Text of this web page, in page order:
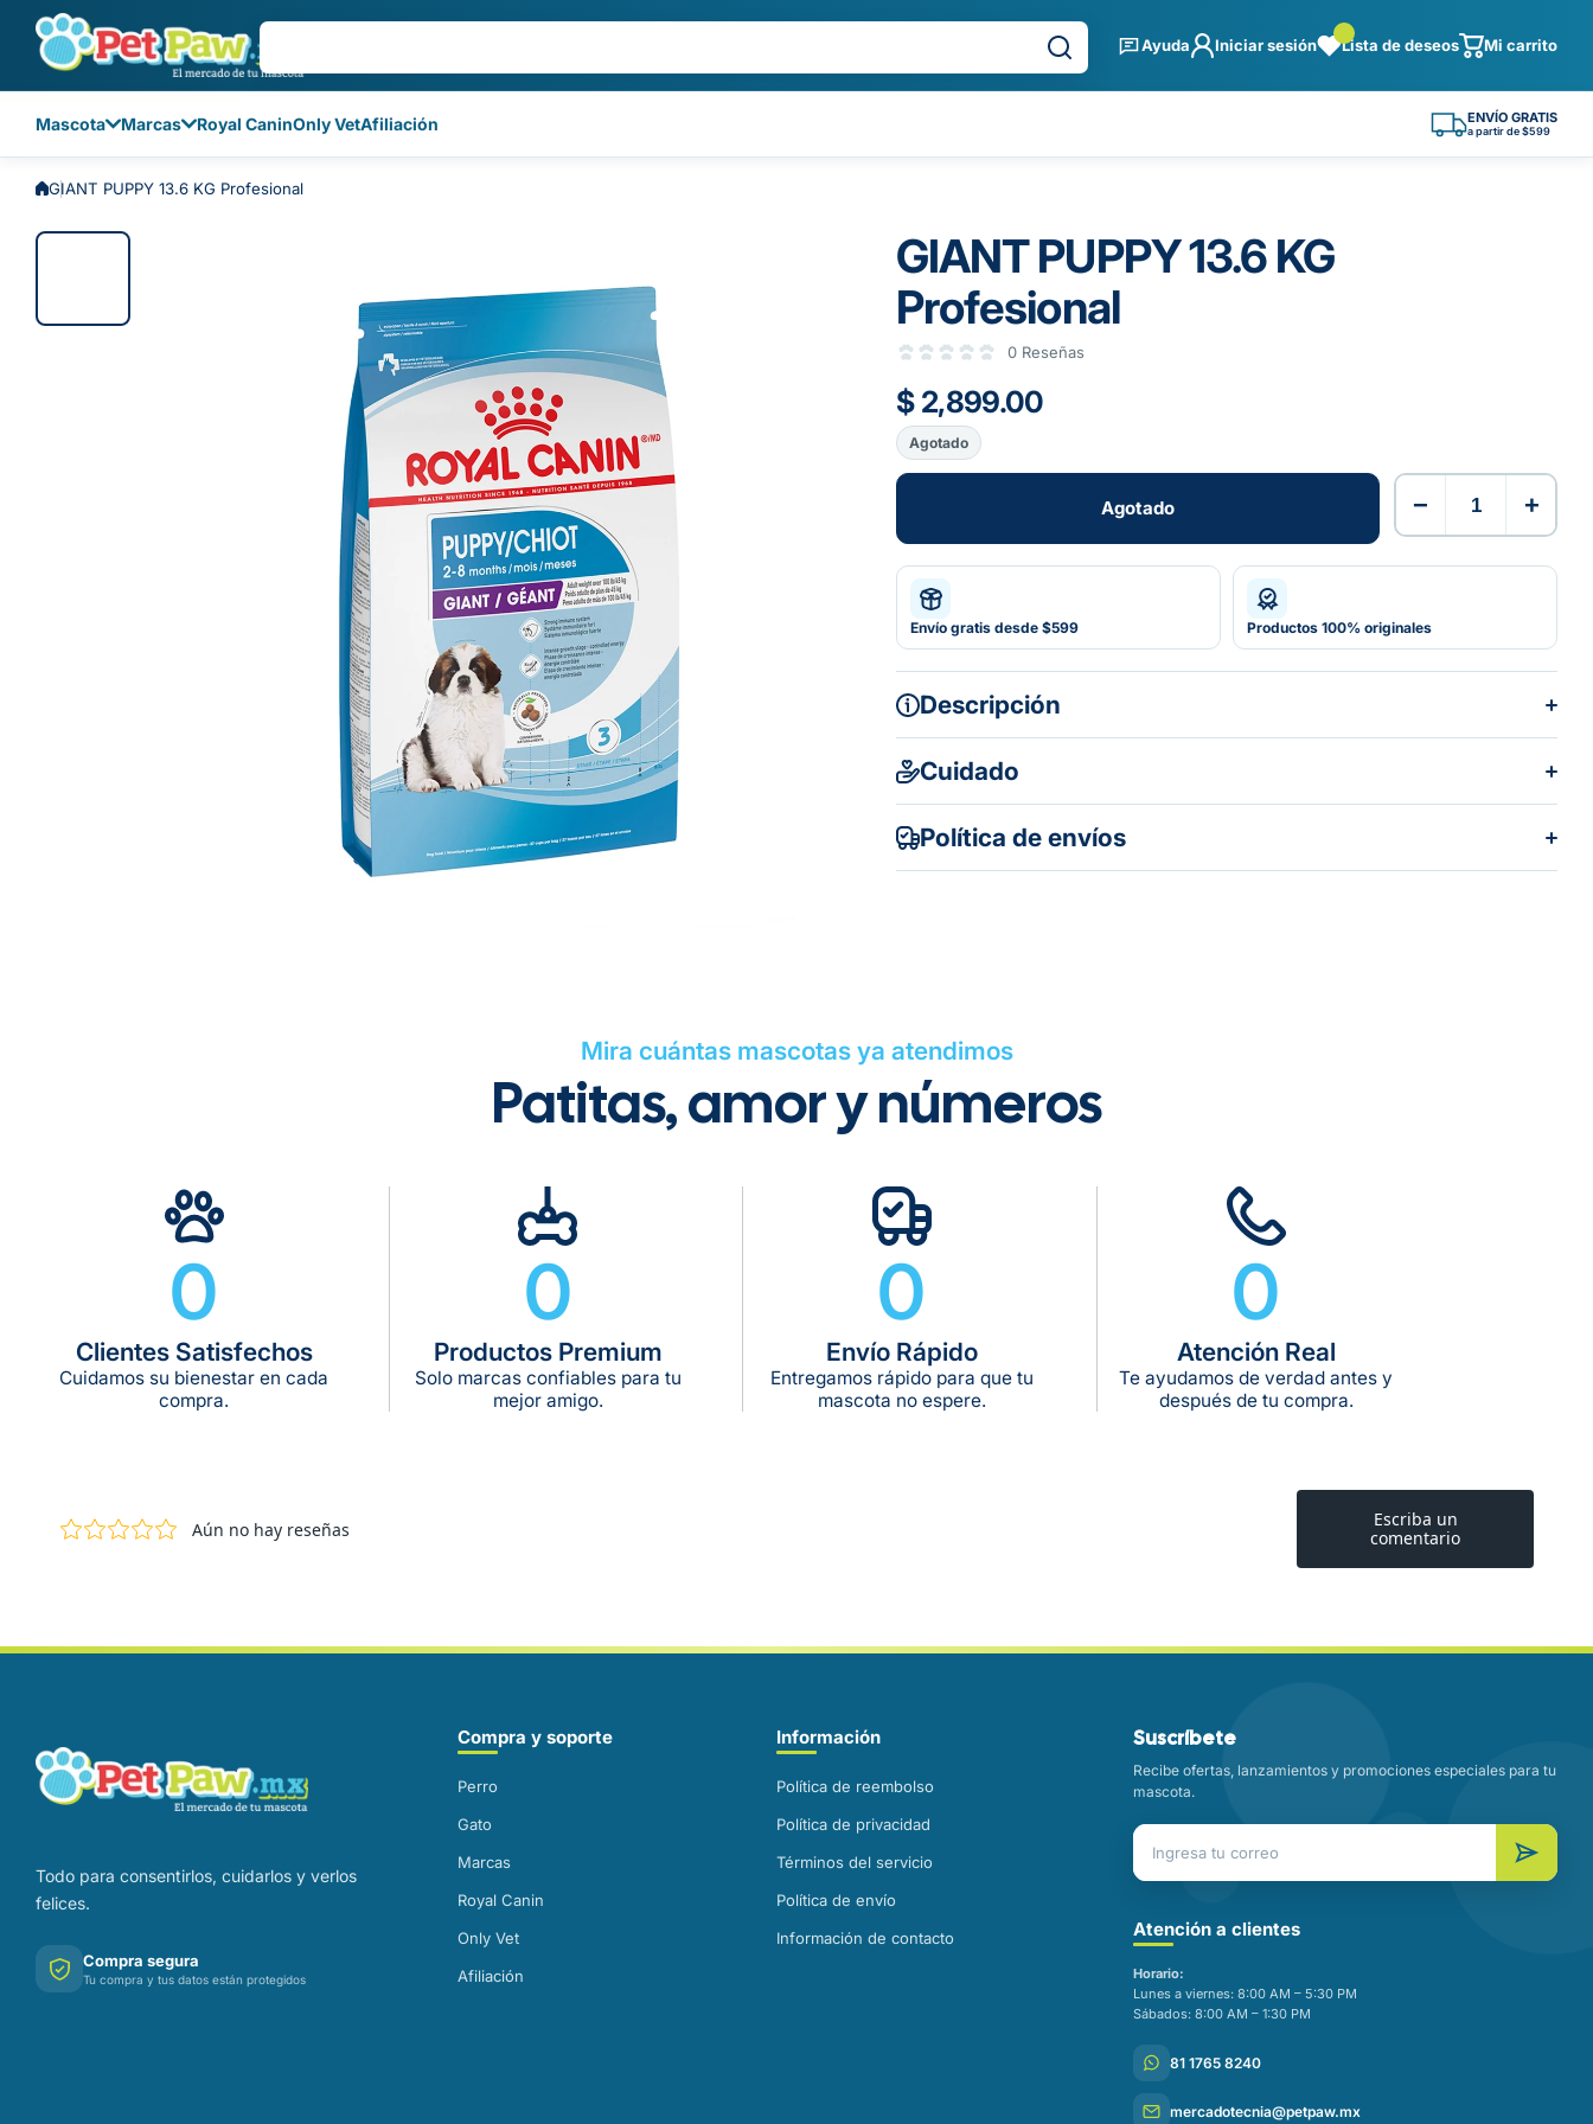
Saltar al contenido
Ayuda Iniciar sesión Lista de deseos Mi carrito
Mascota Marcas Royal CaninOnly VetAfiliación ENVÍO GRATIS
a partir de $599
GIANT PUPPY 13.6 KG Profesional
GIANT PUPPY 13.6 KG
Profesional
0 Reseñas
$ 2,899.00
Agotado
Agotado
− +
Envío gratis desde $599 Productos 100% originales
Descripción
Cuidado
Política de envíos
Gratuito en todos los pedidos
5 a 7 días hábiles
Gratis en compras de $599 o más
De 21 kg a 40 kg:
De 42 kg a 65 kg:
Mira cuántas mascotas ya atendimos
Patitas, amor y números
0
Clientes Satisfechos
Cuidamos su bienestar en cada
compra.
0
Productos Premium
Solo marcas confiables para tu
mejor amigo.
0
Envío Rápido
Entregamos rápido para que tu
mascota no espere.
0
Atención Real
Te ayudamos de verdad antes y
después de tu compra.
Todo para consentirlos, cuidarlos y verlos
felices.
Compra segura
Tu compra y tus datos están protegidos
Compra y soporte
Perro
Gato
Marcas
Royal Canin
Only Vet
Afiliación
Información
Política de reembolso
Política de privacidad
Términos del servicio
Política de envío
Información de contacto
Suscríbete
Recibe ofertas, lanzamientos y promociones especiales para tu
mascota.
Atención a clientes
Horario:
Lunes a viernes: 8:00 AM – 5:30 PM
Sábados: 8:00 AM – 1:30 PM
81 1765 8240
mercadotecnia@petpaw.mx